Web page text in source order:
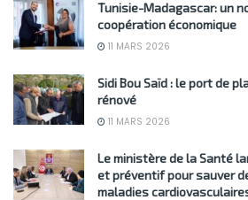
Tunisie-Madagascar: un
coopération économique
11 MARS 2026
Sidi Bou Saïd : le port de
rénové
11 MARS 2026
Le ministère de la Santé
et préventif pour sauver
maladies